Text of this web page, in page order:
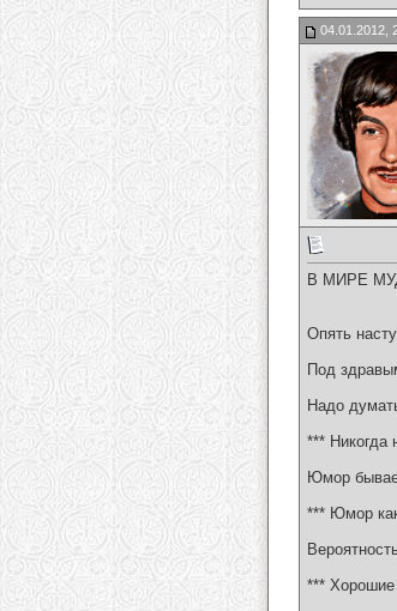
04.01.2012,
В МИРЕ
Опять
Под
Надо
*** Никогда
Юмор
*** Юмор
*** Хорошие